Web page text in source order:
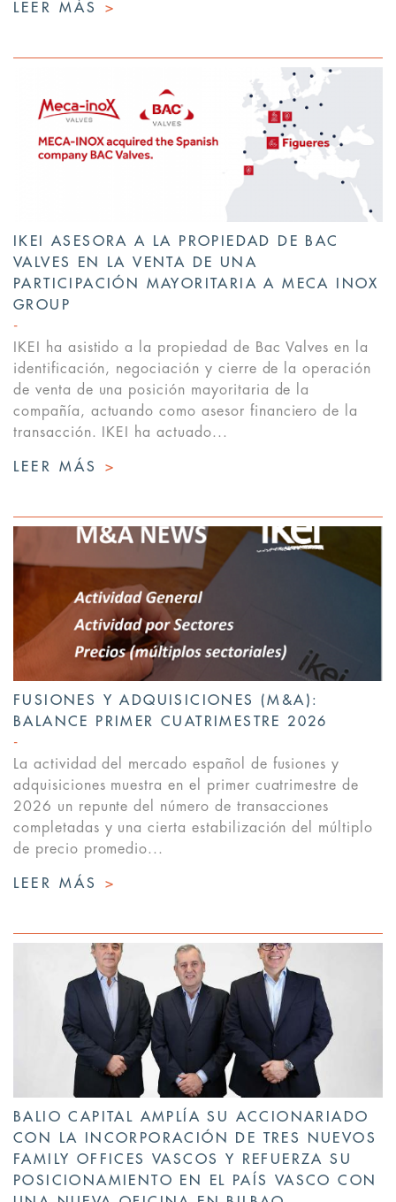
LEER MÁS >
IKEI ASESORA A LA PROPIEDAD DE BAC
VALVES EN LA VENTA DE UNA
PARTICIPACIÓN MAYORITARIA A MECA INOX
GROUP
IKEI ha asistido a la propiedad de Bac Valves en la
identificación, negociación y cierre de la operación
de venta de una posición mayoritaria de la
compañía, actuando como asesor financiero de la
transacción. IKEI ha actuado...
LEER MÁS >
FUSIONES Y ADQUISICIONES (M&A):
BALANCE PRIMER CUATRIMESTRE 2026
La actividad del mercado español de fusiones y
adquisiciones muestra en el primer cuatrimestre de
2026 un repunte del número de transacciones
completadas y una cierta estabilización del múltiplo
de precio promedio...
LEER MÁS >
BALIO CAPITAL AMPLÍA SU ACCIONARIADO
CON LA INCORPORACIÓN DE TRES NUEVOS
FAMILY OFFICES VASCOS Y REFUERZA SU
POSICIONAMIENTO EN EL PAÍS VASCO CON